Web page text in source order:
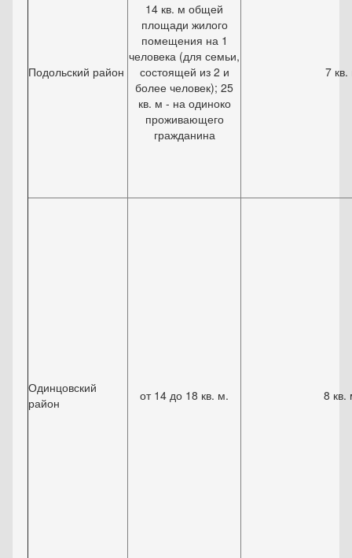
Подольский район
14 кв. м общей
площади жилого
помещения на 1
человека (для семьи,
состоящей из 2 и
более человек); 25
кв. м - на одиноко
проживающего
гражданина
7
Одинцовский
район
от 14 до 18 кв. м. 8 кв.